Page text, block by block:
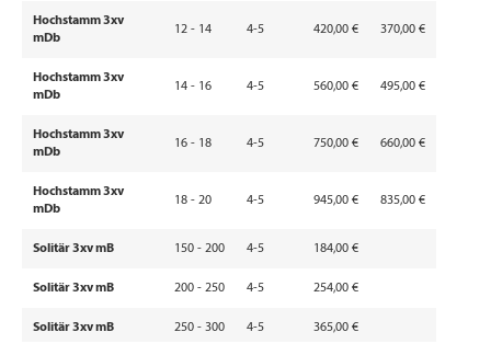
Hochstamm 3xv
mDb
12 - 14 4-5 420,00 € 370,00 €
Hochstamm 3xv
mDb
14 - 16 4-5 560,00 € 495,00 €
Hochstamm 3xv
mDb
16 - 18 4-5 750,00 € 660,00 €
Hochstamm 3xv
mDb
18 - 20 4-5 945,00 € 835,00 €
Solitär 3xv mB 150 - 200 4-5 184,00 €
Solitär 3xv mB 200 - 250 4-5 254,00 €
Solitär 3xv mB 250 - 300 4-5 365,00 €